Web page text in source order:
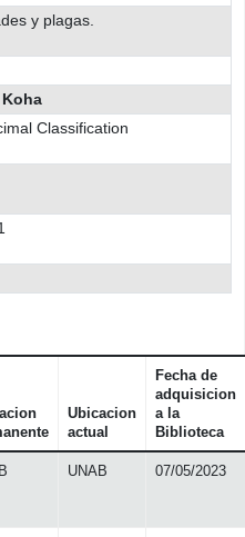
y plagas.
Classification
Ubicacion
actual
Fecha de
adquisicion
a la
Biblioteca
UNAB 07/05/2023